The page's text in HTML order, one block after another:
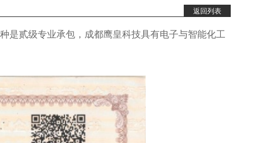
返回列表
是贰级专业承包，成都鹰皇科技具有电子与智能化工